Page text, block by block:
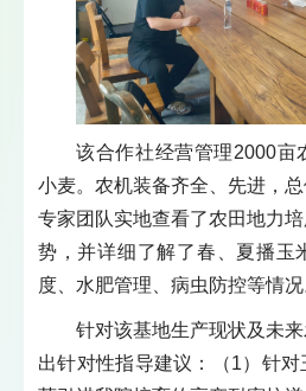
该合作社经营管理2000亩
小麦。农机装备齐全、先进，总
专家团队实地查看了农田地力
势，并详细了解了春、夏播玉
度、水肥管理、病虫防控等情况
针对该基地生产现状及未
出针对性指导建议：（1）针